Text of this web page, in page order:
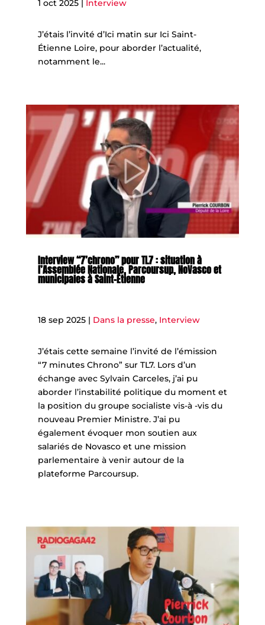
1 oct 2025| Interview
J’étais l’invité d’Ici matin sur Ici Saint-
Étienne Loire, pour aborder l’actualité,
notamment le...
Interview “7’chrono” pour TL7 : situation à
l’Assemblée Nationale, Parcoursup, NoVasco et
municipales à Saint-Étienne
18 sep 2025| Dans la presse, Interview
J’étais cette semaine l’invité de l’émission
“7 minutes Chrono” sur TL7. Lors d’un
échange avec Sylvain Carceles, j’ai pu
aborder l’instabilité politique du moment et
la position du groupe socialiste vis-à -vis du
nouveau Premier Ministre. J’ai pu
également évoquer mon soutien aux
salariés de Novasco et une mission
parlementaire à venir autour de la
plateforme Parcoursup.